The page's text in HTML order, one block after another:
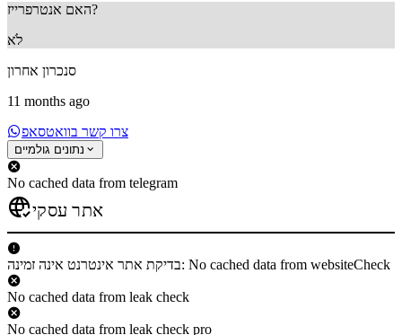
האם אנטרפרייז?
לֹא
סנכרון אחרון
11 months ago
צרו קשר בוואטסאפ
נתונים גולמיים
No cached data from telegram
אתר עסקי
בדיקת אתר אינטרנט אינה זמינה: No cached data from websiteCheck
No cached data from leak check
No cached data from leak check pro